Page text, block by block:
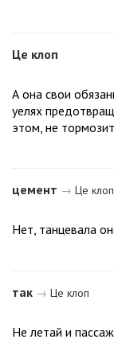
Це клоп
А она свои
уелях
этом, не
цемент → Це клоп
Нет, танцевала
так → Це клоп
Не летай и